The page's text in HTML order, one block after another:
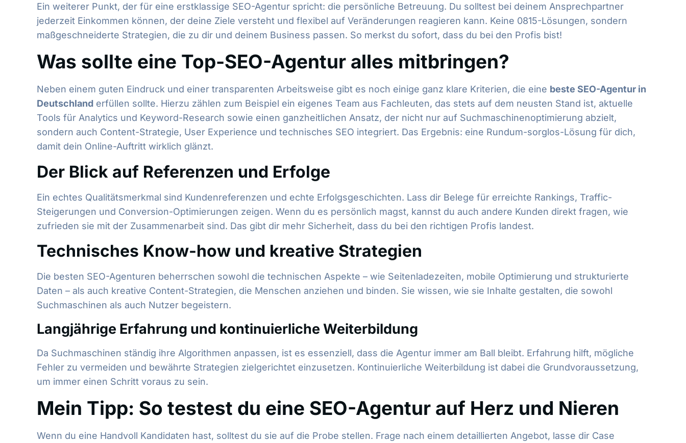
Ein weiterer Punkt, der für eine erstklassige SEO-Agentur spricht: die persönliche Betreuung. Du solltest bei deinem Ansprechpartner
jederzeit Einkommen können, der deine Ziele versteht und flexibel auf Veränderungen reagieren kann. Keine 0815-Lösungen, sondern
maßgeschneiderte Strategien, die zu dir und deinem Business passen. So merkst du sofort, dass du bei den Profis bist!
Was sollte eine Top-SEO-Agentur alles mitbringen?
Neben einem guten Eindruck und einer transparenten Arbeitsweise gibt es noch einige ganz klare Kriterien, die eine beste SEO-Agentur in
Deutschland erfüllen sollte. Hierzu zählen zum Beispiel ein eigenes Team aus Fachleuten, das stets auf dem neusten Stand ist, aktuelle
Tools für Analytics und Keyword-Research sowie einen ganzheitlichen Ansatz, der nicht nur auf Suchmaschinenoptimierung abzielt,
sondern auch Content-Strategie, User Experience und technisches SEO integriert. Das Ergebnis: eine Rundum-sorglos-Lösung für dich,
damit dein Online-Auftritt wirklich glänzt.
Der Blick auf Referenzen und Erfolge
Ein echtes Qualitätsmerkmal sind Kundenreferenzen und echte Erfolgsgeschichten. Lass dir Belege für erreichte Rankings, Traffic-
Steigerungen und Conversion-Optimierungen zeigen. Wenn du es persönlich magst, kannst du auch andere Kunden direkt fragen, wie
zufrieden sie mit der Zusammenarbeit sind. Das gibt dir mehr Sicherheit, dass du bei den richtigen Profis landest.
Technisches Know-how und kreative Strategien
Die besten SEO-Agenturen beherrschen sowohl die technischen Aspekte – wie Seitenladezeiten, mobile Optimierung und strukturierte
Daten – als auch kreative Content-Strategien, die Menschen anziehen und binden. Sie wissen, wie sie Inhalte gestalten, die sowohl
Suchmaschinen als auch Nutzer begeistern.
Langjährige Erfahrung und kontinuierliche Weiterbildung
Da Suchmaschinen ständig ihre Algorithmen anpassen, ist es essenziell, dass die Agentur immer am Ball bleibt. Erfahrung hilft, mögliche
Fehler zu vermeiden und bewährte Strategien zielgerichtet einzusetzen. Kontinuierliche Weiterbildung ist dabei die Grundvoraussetzung,
um immer einen Schritt voraus zu sein.
Mein Tipp: So testest du eine SEO-Agentur auf Herz und Nieren
Wenn du eine Handvoll Kandidaten hast, solltest du sie auf die Probe stellen. Frage nach einem detaillierten Angebot, lasse dir Case